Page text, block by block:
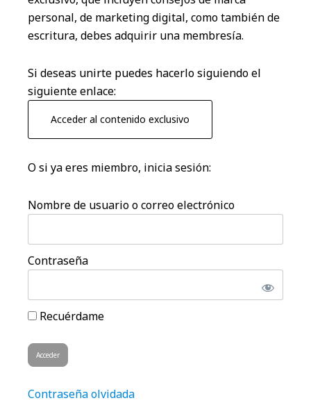
personal, de marketing digital, como también de
escritura, debes adquirir una membresía.
Si deseas unirte puedes hacerlo siguiendo el
siguiente enlace:
Acceder al contenido exclusivo
O si ya eres miembro, inicia sesión:
Nombre de usuario o correo electrónico
Contraseña
Recuérdame
Contraseña olvidada